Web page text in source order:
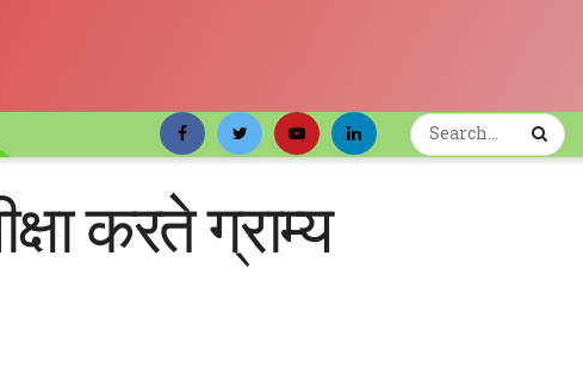
करते ग्राम्य